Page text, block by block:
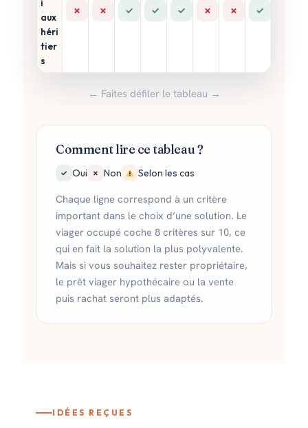
i
aux
héri
tier
s
✗ ✗ ✓ ✓ ✓ ✗ ✗ ✓
← Faites défiler le tableau →
Comment lire ce tableau ?
✓ Oui ✗ Non Selon les cas
Chaque ligne correspond à un critère
important dans le choix d’une solution. Le
viager occupé coche 8 critères sur 10, ce
qui en fait la solution la plus polyvalente.
Mais si vous souhaitez rester propriétaire,
le prêt viager hypothécaire ou la vente
puis rachat seront plus adaptés.
IDÉES REÇUES